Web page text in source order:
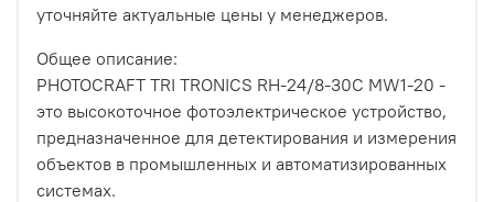
уточняйте актуальные цены у менеджеров.
Общее описание:
PHOTOCRAFT TRI TRONICS RH-24/8-30C MW1-20 -
это высокоточное фотоэлектрическое устройство,
предназначенное для детектирования и измерения
объектов в промышленных и автоматизированных
системах.